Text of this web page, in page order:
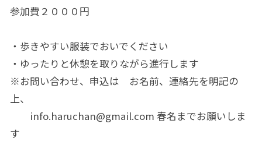
参加費２０００円
・歩きやすい服装でおいでください
・ゆったりと休憩を取りながら進行します
※お問い合わせ、申込は お名前、連絡先を明記の
上、
info.haruchan@gmail.com 春名までお願いしま
す